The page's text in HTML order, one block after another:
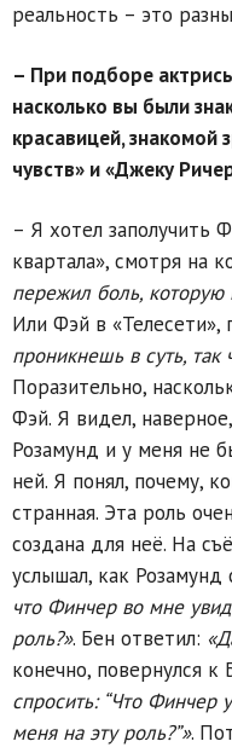
реальность – это
– При подборе
насколько вы были
красавицей, знакомой
чувств» и «Джеку
– Я хотел заполучить
квартала», смотря на
пережил боль, которую
Или Фэй в «Телесети»,
проникнешь в суть, так
Поразительно,
Фэй. Я видел,
Розамунд и у меня не
ней. Я понял, почему,
странная. Эта роль
создана для неё. На
услышал, как Розамунд
что Финчер во мне
роль?». Бен ответил:
конечно, повернулся к
спросить: “Что Финчер
меня на эту роль?”».